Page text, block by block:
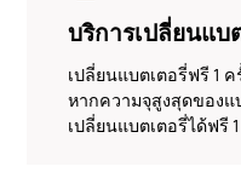
บริการเปลี่ยนแบ
เปลี่ยนแบตเตอรี่ฟรี 1 ค
หากความจุสูงสุดของแ
เปลี่ยนแบตเตอรี่ได้ฟรี